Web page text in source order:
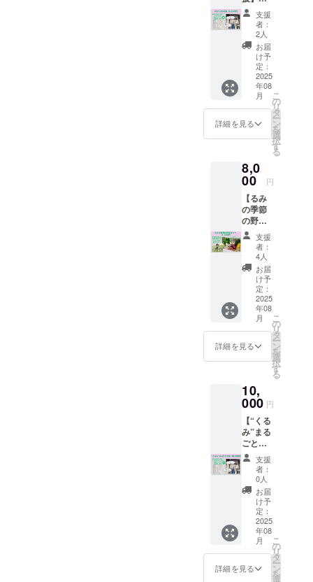
「誰でもふ
らっと立ち
寄れて、ご
はんと人の
あたたかさ
に触れられ
る空間を」
という想い
でオープン
メインは、
農家さんか
ら届く旬の
野菜と、自
家製の発酵
調味料を
使った日替
わりのおば
んざいラン
チ。
キッズス
ペースや畳
の座敷もあ
も安心。駄
菓子販売や
ショップも
開催予定で
す。
「ただい
ま」「おか
えり」が自
然に交わせ
みんなの“第
「がん
ばって
ね」の
気持ち
を、
そっと
届けて
くださ
る方
へ。 リ
ターン
品の送
付はあ
んが、
くるみ
食堂か
ら感謝
の気持
ちを込
めたお
礼の
メッ
セージ
をお送
りしま
す。 応
援の気
持ち
が、私
たちの
す。 一
通一
通、心
をこめ
てお返
事させ
ていた
だきま
す。 ※
上乗せ
支援も
大歓迎
です！
※このリ
ターン
は1000
円・
支援
者：
2人
お届
け予
定：
2025
年08
月
詳細を見る
こ
の
リ
タ
ー
ン
を
選
択
す
る
8,0
00 円
【るみ
の季節
の野菜
セッ
ト】 く
るみ食
堂の
オー
ナー・
るみ
が、畑
で育て
て選ん
だ季節
の野菜
たち
たっぷ
り詰め
てお届
けしま
す。 農
薬を使
わず、
土のち
からと
太陽の
恵みで
のびの
び育っ
た野菜
は、ど
れも生
命力
支援
者：
4人
お届
け予
定：
2025
年08
月
詳細を見る
こ
の
リ
タ
ー
ン
を
選
択
す
る
10,
000 円
【“くる
み”まる
ごと応
援】
「何か
受け取
らなく
てもい
いか
ら、応
援した
い」 そ
んな想
いに、
心から
支援
者：
0人
お届
け予
定：
2025
年08
月
詳細を見る
こ
の
リ
タ
ー
ン
を